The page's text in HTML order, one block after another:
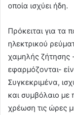
οποία ισχύει ήδη.
Πρόκειται για τα
ηλεκτρικού
χαμηλής ζήτησης
εφαρμόζονται-
Συγκεκριμένα,
και συμβόλαιο με
χρέωση τις ώρες